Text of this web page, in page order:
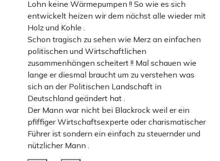
Lohn keine Wärmepumpen !! So wie es sich
entwickelt heizen wir dem nächst alle wieder mit
Holz und Kohle .
Schon tragisch zu sehen wie Merz an einfachen
politischen und Wirtschaftlichen
zusammenhängen scheitert !! Mal schauen wie
lange er diesmal braucht um zu verstehen was
sich an der Politischen Landschaft in
Deutschland geändert hat .
Der Mann war nicht bei Blackrock weil er ein
pfiffiger Wirtschaftsexperte oder charismatischer
Führer ist sondern ein einfach zu steuernder und
nützlicher Mann .